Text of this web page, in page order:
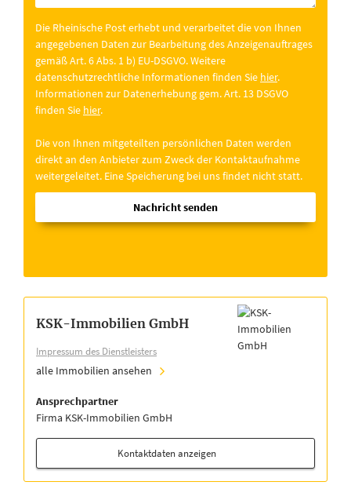
Die Rheinische Post erhebt und verarbeitet die von Ihnen
angegebenen Daten zur Bearbeitung des Anzeigenauftrages
gemäß Art. 6 Abs. 1 b) EU-DSGVO. Weitere
datenschutzrechtliche Informationen finden Sie hier.
Informationen zur Datenerhebung gem. Art. 13 DSGVO
finden Sie hier.
Die von Ihnen mitgeteilten persönlichen Daten werden
direkt an den Anbieter zum Zweck der Kontaktaufnahme
weitergeleitet. Eine Speicherung bei uns findet nicht statt.
Nachricht senden
KSK-Immobilien GmbH
Impressum des Dienstleisters
alle Immobilien ansehen
Ansprechpartner
Firma KSK-Immobilien GmbH
Kontaktdaten anzeigen